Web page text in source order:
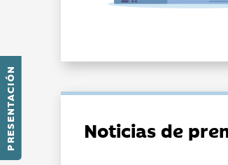
PRESENTACIÓN Noticias de